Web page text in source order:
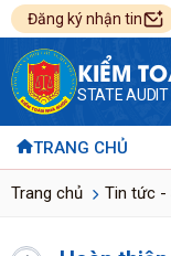
Đăng ký nhận tin
KIỂM
STATE AUDIT
TRANG CHỦ
Trang chủ Tin tức -